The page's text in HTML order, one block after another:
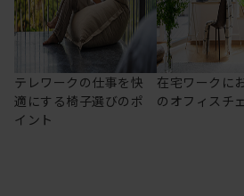
テレワークの仕事を快
適にする椅子選びのポ
イント
在宅ワークに
のオフィスチ